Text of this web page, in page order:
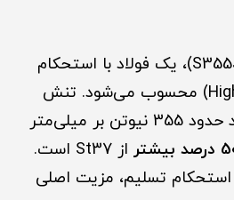
فولاد St52 (معادل S355JR)، یک فولاد با استحکام
بالا (High-Strength Steel) محسوب می‌شود. تنش
تسلیم اسمی این گرید حدود 355 نیوتن بر میلی‌متر
بیشتر
از St37 است.
تسلیم، مزیت اصلی